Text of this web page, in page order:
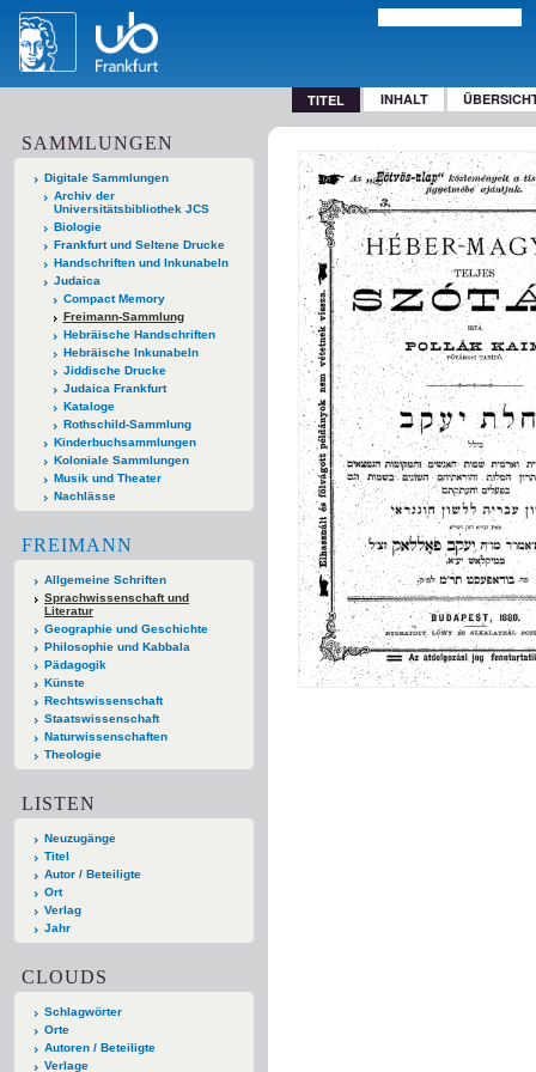
TITEL INHALT
SAMMLUNGEN
Digitale Sammlungen
Archiv der
Universitätsbibliothek JCS
Biologie
Frankfurt und Seltene Drucke
Handschriften und Inkunabeln
Judaica
Compact Memory
Freimann-Sammlung
Hebräische Handschriften
Hebräische Inkunabeln
Jiddische Drucke
Judaica Frankfurt
Kataloge
Rothschild-Sammlung
Kinderbuchsammlungen
Koloniale Sammlungen
Musik und Theater
Nachlässe
FREIMANN
Allgemeine Schriften
Sprachwissenschaft und
Literatur
Geographie und Geschichte
Philosophie und Kabbala
Pädagogik
Künste
Rechtswissenschaft
Staatswissenschaft
Naturwissenschaften
Theologie
LISTEN
Neuzugänge
Titel
Autor / Beteiligte
Ort
Verlag
Jahr
CLOUDS
Schlagwörter
Orte
Autoren / Beteiligte
Verlage